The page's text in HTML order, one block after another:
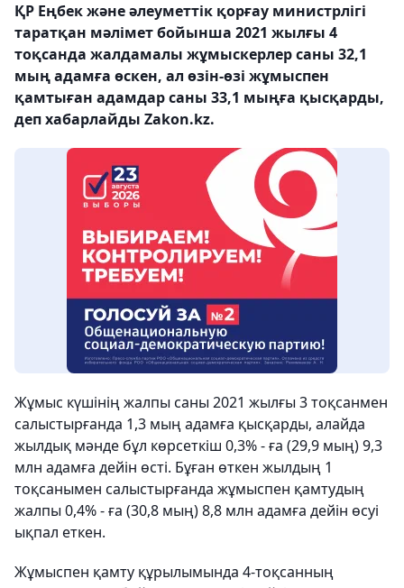
ҚР Еңбек және әлеуметтік қорғау министрлігі
таратқан мәлімет бойынша 2021 жылғы 4
тоқсанда жалдамалы жұмыскерлер саны 32,1
мың адамға өскен, ал өзін-өзі жұмыспен
қамтыған адамдар саны 33,1 мыңға қысқарды,
деп хабарлайды Zakon.kz.
Жұмыс күшінің жалпы саны 2021 жылғы 3 тоқсанмен
салыстырғанда 1,3 мың адамға қысқарды, алайда
жылдық мәнде бұл көрсеткіш 0,3% - ға (29,9 мың) 9,3
млн адамға дейін өсті. Бұған өткен жылдың 1
тоқсанымен салыстырғанда жұмыспен қамтудың
жалпы 0,4% - ға (30,8 мың) 8,8 млн адамға дейін өсуі
ықпал еткен.
Жұмыспен қамту құрылымында 4-тоқсанның